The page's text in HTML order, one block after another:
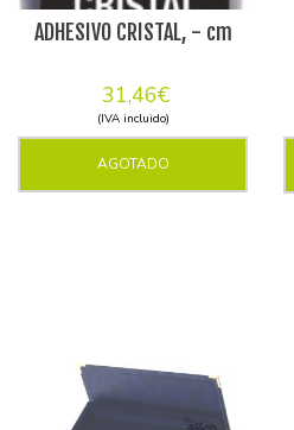
ADHESIVO CRISTAL, - cm
31,46€
(IVA incluido)
AGOTADO